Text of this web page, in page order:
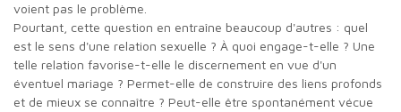
voient pas le problème.
Pourtant, cette question en entraîne beaucoup d'autres : quel
est le sens d'une relation sexuelle ? À quoi engage-t-elle ? Une
telle relation favorise-t-elle le discernement en vue d'un
éventuel mariage ? Permet-elle de construire des liens profonds
et de mieux se connaître ? Peut-elle être spontanément vécue